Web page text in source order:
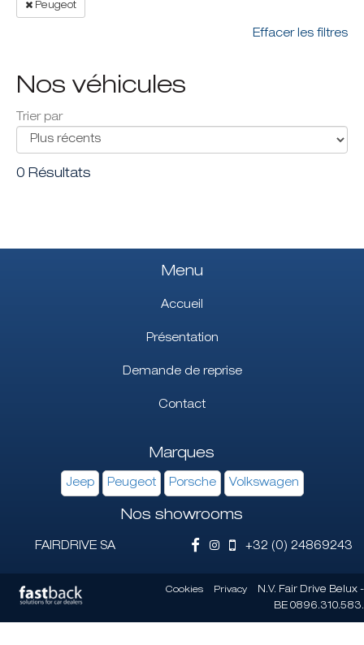
Peugeot
Effacer les filtres
Nos véhicules
Trier par
0 Résultats
Menu
Accueil
Présentation
Demande de reprise
Contact
Marques
Jeep Peugeot Porsche Volkswagen
Nos showrooms
FAIRDRIVE SA +32 (0) 24869243
Cookies Privacy
N.V. Fair Drive Belux -
BE 0896.310.583.